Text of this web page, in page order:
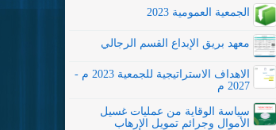
الجمعية العمومية 2023
معهد بريق الإبداع القسم الرجالي
الاهداف الاستراتيجية للجمعية 2023 م -
2027 م
سياسة الوقاية من عمليات غسيل
الأموال وجرائم تمويل الإرهاب